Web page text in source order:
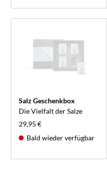
Salz Geschenkbox
Die Vielfalt der Salze
29,95 €
Bald wieder verfügbar